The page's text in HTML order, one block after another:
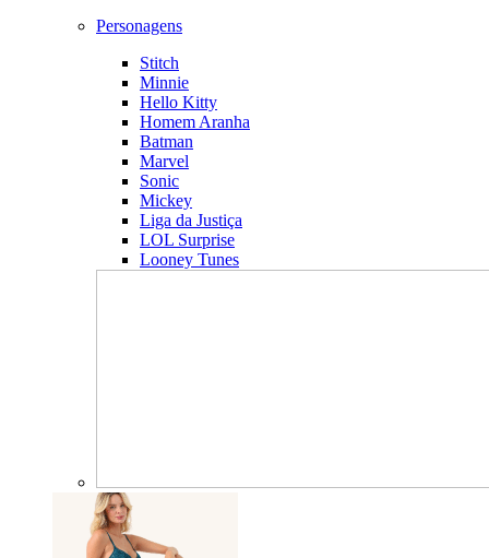
Personagens
Stitch
Minnie
Hello Kitty
Homem Aranha
Batman
Marvel
Sonic
Mickey
Liga da Justiça
LOL Surprise
Looney Tunes